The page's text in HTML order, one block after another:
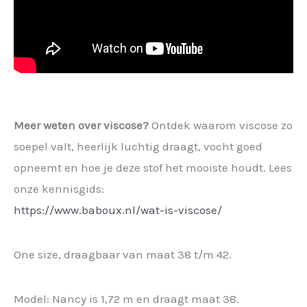
Meer weten over viscose? Ontdek waarom viscose zo
soepel valt, heerlijk luchtig draagt, vocht goed
opneemt en hoe je deze stof het mooiste houdt. Lees
onze kennisgids:
https://www.baboux.nl/wat-is-viscose/
One size, draagbaar van maat 38 t/m 42.
Model: Nancy is 1,72 m en draagt maat 38.